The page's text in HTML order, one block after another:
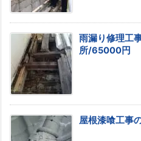
雨漏り修理工
所/65000円
屋根漆喰工